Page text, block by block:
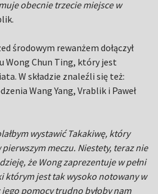
obecnie trzecie miejsce w
środowym rewanżem dołączył
Chun Ting, który jest
W składzie znaleźli się też:
Wang Yang, Vrablik i Paweł
wystawić Takakiwę, który
meczu. Niestety, teraz nie
że Wong zaprezentuje w pełni
którym jest tak wysoko notowany w
pomocy trudno byłoby nam